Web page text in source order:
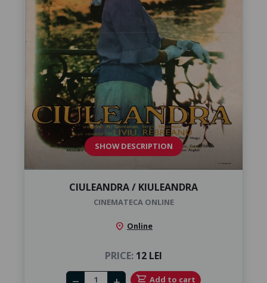
SHOW DESCRIPTION
CIULEANDRA / KIULEANDRA
CINEMATECA ONLINE
location_on Online
PRICE: 12 LEI
Number of tickets
shopping_cart Add to cart